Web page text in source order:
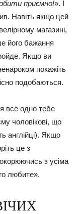
приємно!». І
Навіть якщо цей
магазині,
його бажання
Якщо ви
покажіть
подобаються.
все одно тебе
чоловікові, що
англійці). Якщо
це з
з усіма
любите».